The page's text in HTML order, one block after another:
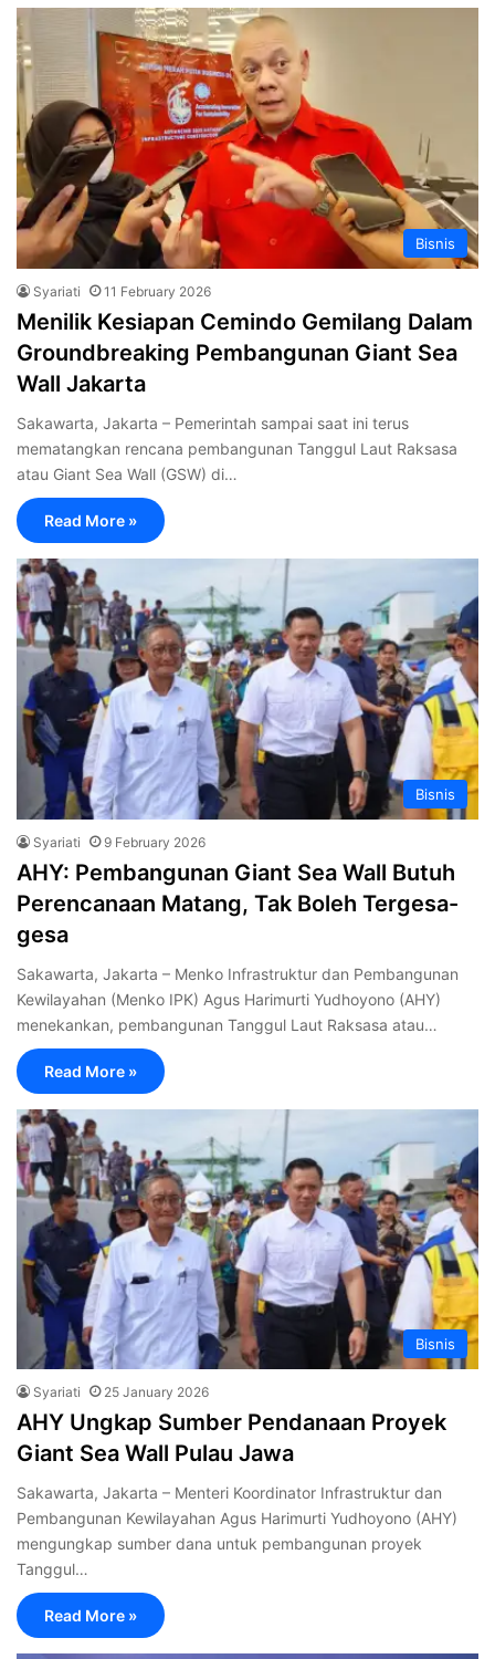
Bisnis
Syariati 11 February 2026
Menilik Kesiapan Cemindo Gemilang Dalam
Groundbreaking Pembangunan Giant Sea
Wall Jakarta
Sakawarta, Jakarta – Pemerintah sampai saat ini terus
mematangkan rencana pembangunan Tanggul Laut Raksasa
atau Giant Sea Wall (GSW) di…
Read More »
Bisnis
Syariati 9 February 2026
AHY: Pembangunan Giant Sea Wall Butuh
Perencanaan Matang, Tak Boleh Tergesa-
gesa
Sakawarta, Jakarta – Menko Infrastruktur dan Pembangunan
Kewilayahan (Menko IPK) Agus Harimurti Yudhoyono (AHY)
menekankan, pembangunan Tanggul Laut Raksasa atau…
Read More »
Bisnis
Syariati 25 January 2026
AHY Ungkap Sumber Pendanaan Proyek
Giant Sea Wall Pulau Jawa
Sakawarta, Jakarta – Menteri Koordinator Infrastruktur dan
Pembangunan Kewilayahan Agus Harimurti Yudhoyono (AHY)
mengungkap sumber dana untuk pembangunan proyek
Tanggul…
Read More »